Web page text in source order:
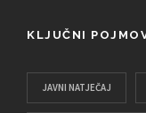
KLJUČNI
JAVNI NATJEČAJ